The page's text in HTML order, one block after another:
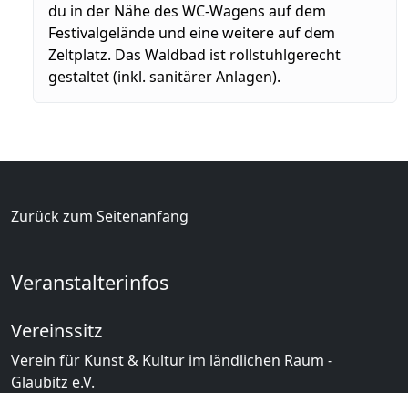
du in der Nähe des WC-Wagens auf dem
Festivalgelände und eine weitere auf dem
Zeltplatz. Das Waldbad ist rollstuhlgerecht
gestaltet (inkl. sanitärer Anlagen).
Zurück zum Seitenanfang
Veranstalterinfos
Vereinssitz
Verein für Kunst & Kultur im ländlichen Raum -
Glaubitz e.V.